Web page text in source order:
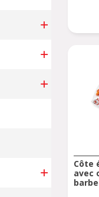
Côte
avec